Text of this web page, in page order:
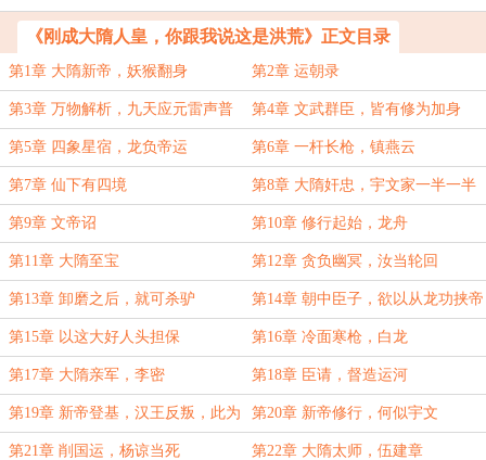
《刚成大隋人皇，你跟我说这是洪荒》正文目录
第1章 大隋新帝，妖猴翻身 第2章 运朝录
第3章 万物解析，九天应元雷声普
化天尊
第4章 文武群臣，皆有修为加身
第5章 四象星宿，龙负帝运 第6章 一杆长枪，镇燕云
第7章 仙下有四境 第8章 大隋奸忠，宇文家一半一半
第9章 文帝诏 第10章 修行起始，龙舟
第11章 大隋至宝 第12章 贪负幽冥，汝当轮回
第13章 卸磨之后，就可杀驴 第14章 朝中臣子，欲以从龙功挟帝
第15章 以这大好人头担保 第16章 冷面寒枪，白龙
第17章 大隋亲军，李密 第18章 臣请，督造运河
第19章 新帝登基，汉王反叛，此为
不祥之兆
第20章 新帝修行，何似宇文
第21章 削国运，杨谅当死 第22章 大隋太师，伍建章